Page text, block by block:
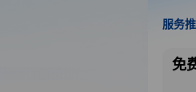
服务
免